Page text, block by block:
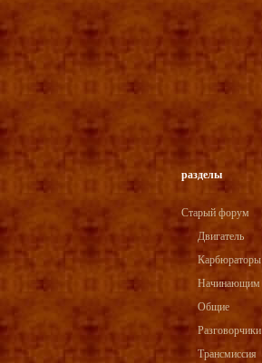
разделы
Старый форум
Двигатель
Карбюраторы
Начинающим
Общие
Разговорчики
Трансмиссия